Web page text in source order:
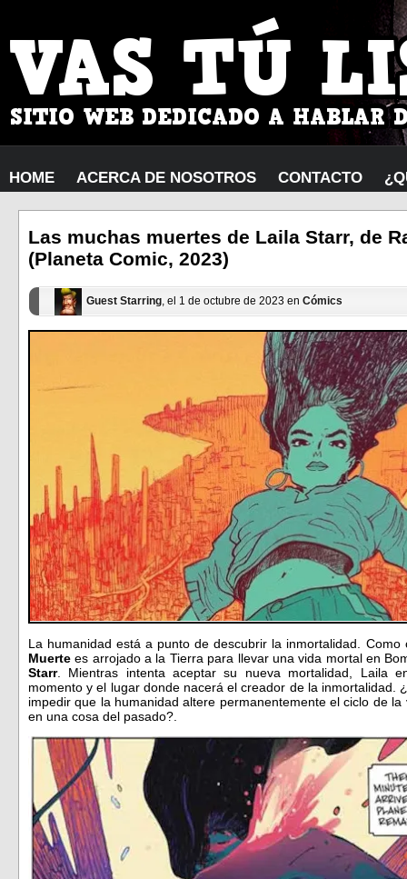
HOME ACERCA DE NOSOTROS CONTACTO
Las muchas muertes de Laila Starr, de
(Planeta Comic, 2023)
Guest Starring, el 1 de octubre de 2023 en Cómics
La humanidad está a punto de descubrir la inmortalidad.
Muertees arrojado a la Tierra para llevar una vida mortal en
Starr. Mientras intenta aceptar su nueva mortalidad, Laila
momento y el lugar donde nacerá el creador de la inmortalidad.
impedir que la humanidad altere permanentemente el ciclo de
en una cosa del pasado?.